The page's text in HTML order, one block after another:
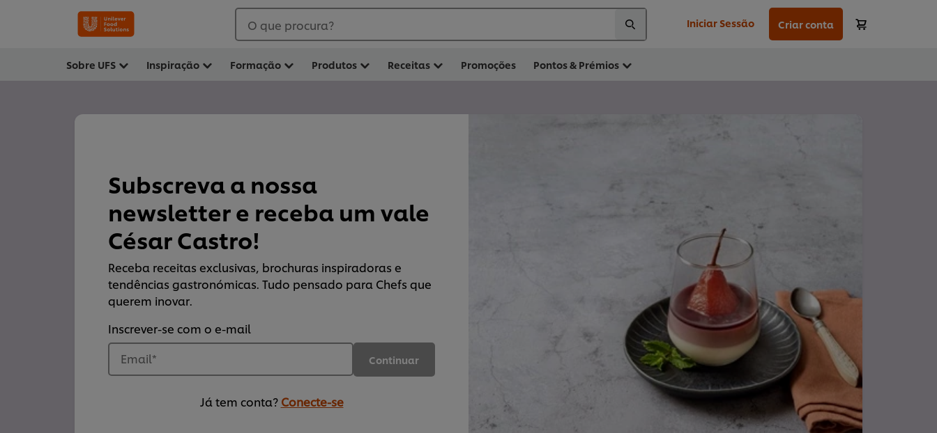
O que procura? Iniciar Sessão Criar conta
Sobre UFS Inspiração Formação Produtos Receitas Promoções Pontos & Prémios
Subscreva a nossa
newsletter e receba um vale
César Castro!
Receba receitas exclusivas, brochuras inspiradoras e
tendências gastronómicas. Tudo pensado para Chefs que
querem inovar.
Inscrever-se com o e-mail
Email* Continuar
Já tem conta? Conecte-se